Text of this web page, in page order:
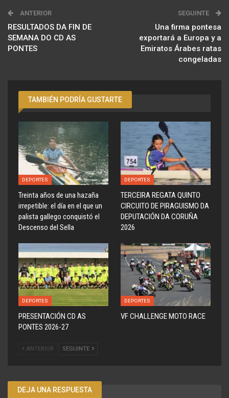
ANTERIOR
RESULTADOS DA FIN DE
SEMANA DO CD AS
PONTES
SEGUINTE
Una firma pontesa
exportará a Europa y a
Emiratos Árabes ratas
congeladas
TAMBIÉN PODRÍA GUSTARTE
DEPORTES
Treinta años de una hazaña
irrepetible: el día en el que un
palista gallego conquistó el
Descenso del Sella
DEPORTES
TERCEIRA REGATA QUINTO
CIRCUITO DE PIRAGUISMO DA
DEPUTACIÓN DA CORUÑA
2026
DEPORTES
PRESENTACIÓN CD AS
PONTES 2026-27
DEPORTES
VF CHALLENGE MOTO RACE
ANTERIOR SEGUINTE
DEJA UNA RESPUESTA